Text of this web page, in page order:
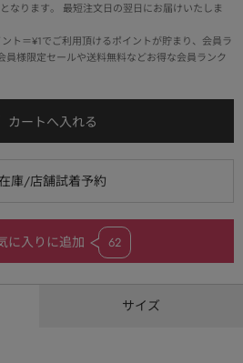
なります。 最短注文日の翌日にお届けいたしま
ト＝¥1でご利用頂けるポイントが貯まり、会員ラ
員様限定セールや送料無料などお得な会員ランク
に入りに追加 62
サイズ